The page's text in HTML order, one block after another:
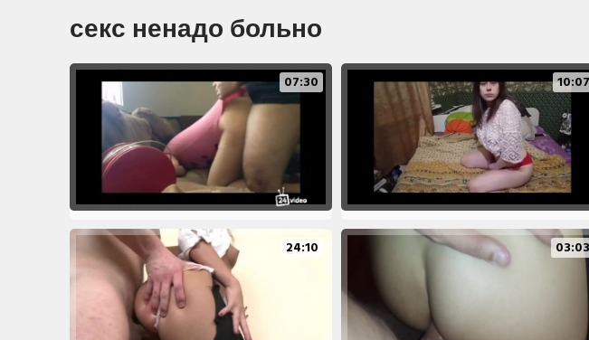
секс ненадо больно
07:30 10:07
24:10 03:03